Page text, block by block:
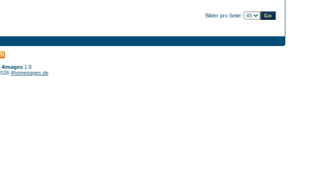
Bilder pro Seite:
4images1.8
4homepages.de